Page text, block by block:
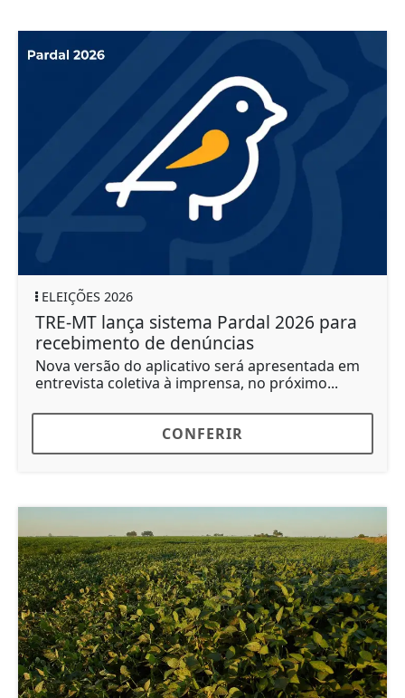
ELEIÇÕES 2026
TRE-MT lança sistema Pardal 2026 para
recebimento de denúncias
Nova versão do aplicativo será apresentada em
entrevista coletiva à imprensa, no próximo...
CONFERIR